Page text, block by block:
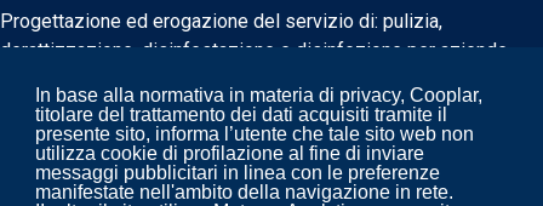
In base alla normativa in materia di privacy, Cooplar,
titolare del trattamento dei dati acquisiti tramite il
presente sito, informa l’utente che tale sito web non
utilizza cookie di profilazione al fine di inviare
messaggi pubblicitari in linea con le preferenze
manifestate nell'ambito della navigazione in rete.
Progettazione ed erogazione del servizio di: pulizia,
derattizzazione, disinfestazione e disinfezione per aziende